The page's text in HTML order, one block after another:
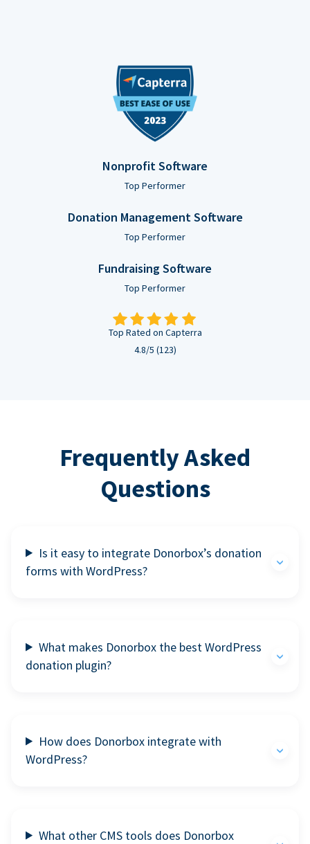
Nonprofit Software
Top Performer
Donation Management Software
Top Performer
Fundraising Software
Top Performer
Top Rated on Capterra
4.8/5 (123)
Frequently Asked
Questions
Is it easy to integrate Donorbox’s donation
forms with WordPress?
What makes Donorbox the best WordPress
donation plugin?
How does Donorbox integrate with
WordPress?
What other CMS tools does Donorbox